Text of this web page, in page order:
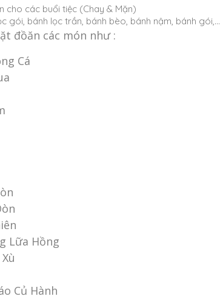
cho các buổi tiệc (Chay & Mặn)
gói, bánh lọc trần, bánh bèo, bánh nậm, bánh gói,…
đồăn các món như :
Cá
Lữa Hồng
Củ Hành